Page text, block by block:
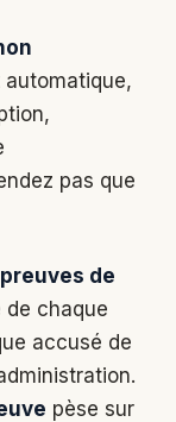
automatique,
pas que
de
de chaque
accusé de
pèse sur